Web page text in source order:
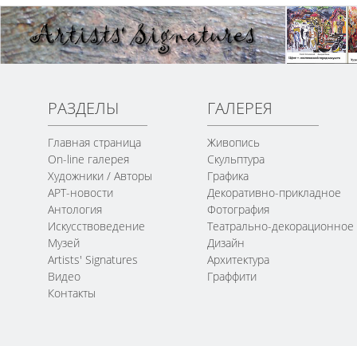
РАЗДЕЛЫ
Главная страница
On-line галерея
Художники / Авторы
АРТ-новости
Антология
Искусствоведение
Музей
Artists' Signatures
Видео
Контакты
ГАЛЕРЕЯ
Живопись
Скульптура
Графика
Декоративно-прикладное
Фотография
Театрально-декорационное
Дизайн
Архитектура
Граффити